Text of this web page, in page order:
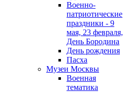
Военно-
патриотические
праздники - 9
мая, 23 февраля,
День Бородина
День рождения
Пасха
Музеи Москвы
Военная
тематика